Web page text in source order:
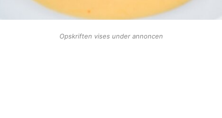
Opskriften vises under annoncen